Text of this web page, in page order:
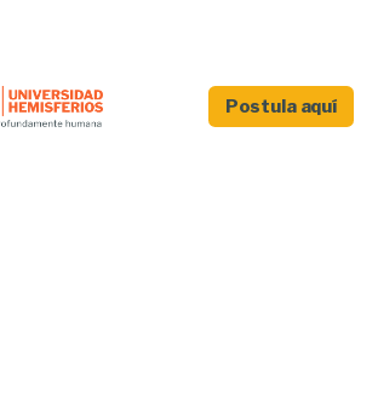
Postula aquí